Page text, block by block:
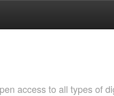
access to all types of